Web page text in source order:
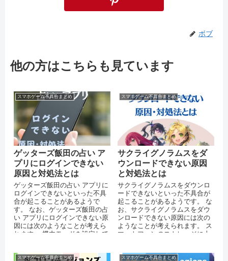
ボブ
他の方はこちらも見ています
スマホゲーム不具合まとめ
ゲッターズ飯田の占い ア
プリにログインできない
原因と対処法とは
ゲッターズ飯田の占い アプリに
ログインできないといった不具
合が起こることがあるようで
す。 なお、ゲッターズ飯田の占
い アプリにログインできない原
因には次のようなことが考えら
れます。 機内モードを設定して
スマホゲーム不具合まとめ
サクライグノラムスをダ
ウンロードできない原因
と対処法とは
サクライグノラムスをダウンロ
ードできないといった不具合が
起こることがあるようです。 な
お、サクライグノラムスをダウ
ンロードできない原因には次の
ようなことが考えられます。 ス
マートフォンのストレージに十
スマホゲーム不具合まとめ スマホゲーム不具合まとめ